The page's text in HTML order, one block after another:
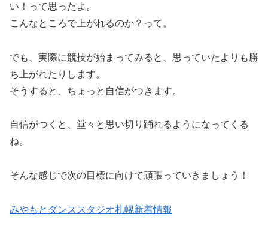
い！って思ったよ。
こんなところで上がれるのか？って。
でも、実際に競技が始まってみると、思っていたよりも勝
ち上がれたりします。
そうすると、ちょっと自信がつきます。
自信がつくと、堂々と思い切り踊れるようになってくる
ね。
そんな感じで次の目標に向けて頑張っていきましょう！
みやもとダンススタジオ札幌新着情報